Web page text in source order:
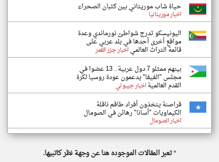
حياة شاب موريتاني بين كثبان الصحراء
اخبار موريتانيا
اليونيسكو تدرج شواطئ نورماندي وعدة
مواقع أخرى أحدها في بلد عربي على
قائمة التراث العالمياخبار جزر القمر
بينهم ممثلو 7 دول عربية.. 13 عضوا في
مجلس "الفيفا" يدعمون عودة روسيا لكرة
القدم العالميةاخبار جيبوتي
قراصنة يتخذون أفراد طاقم ناقلة
الكيماويات "أسانا" رهائن في الصومال
اخبار الصومال
*تعبر المقالات الموجوده هنا عن وجهة نظر كاتبيها.